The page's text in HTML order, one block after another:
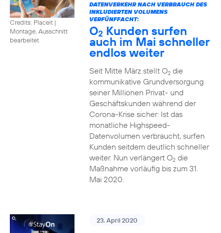
Credits: Placeit |
Montage, Ausschnitt
bearbeitet
DATENVERKEHR NACH VERBRAUCH DES
INKLUDIERTEN VOLUMENS
VERFÜNFFACHT:
O2 Kunden surfen
auch im Mai schneller
endlos weiter
Seit Mitte März stellt O2die
kommunikative Grundversorgung
seiner Millionen Privat- und
Geschäftskunden während der
Corona-Krise sicher: Ist das
monatliche Highspeed-
Datenvolumen verbraucht, surfen
Kunden seitdem deutlich schneller
weiter. Nun verlängert O2die
Maßnahme vorläufig bis zum 31.
Mai 2020.
23. April 2020